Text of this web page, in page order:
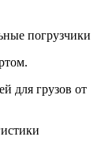
погрузчики
для грузов от